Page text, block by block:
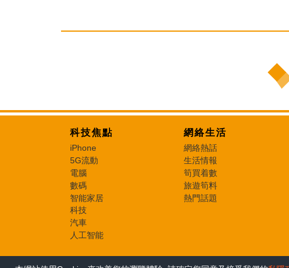
科技焦點
iPhone
5G流動
電腦
數碼
智能家居
科技
汽車
人工智能
網絡生活
網絡熱話
生活情報
筍買着數
旅遊筍料
熱門話題